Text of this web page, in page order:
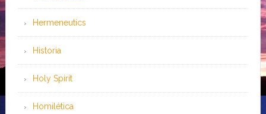
Hermeneutics
Historia
Holy Spirit
Homilética